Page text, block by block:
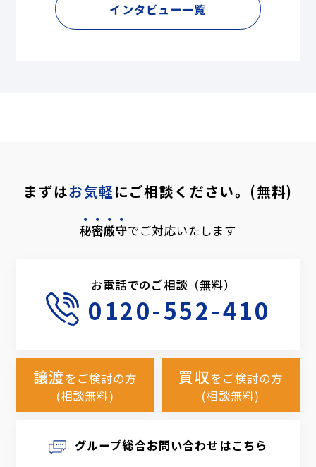
インタビュー一覧
まずはお気軽にご相談ください。(無料)
秘密厳守でご対応いたします
お電話でのご相談（無料）
0120-552-410
譲渡をご検討の方
(相談無料)
買収をご検討の方
(相談無料)
グループ総合お問い合わせはこちら